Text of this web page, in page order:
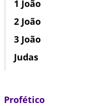
1 João
2 João
3 João
Judas
Profético